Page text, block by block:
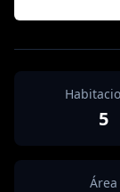
5
Área